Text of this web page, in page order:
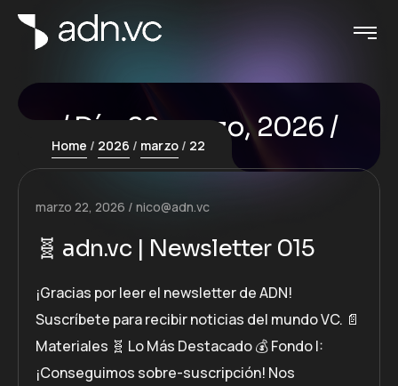
Día:22 marzo, 2026
Home 2026 marzo 22
marzo 22, 2026 nico@adn.vc
🧬 adn.vc | Newsletter 015
¡Gracias por leer el newsletter de ADN!
Suscríbete para recibir noticias del mundo VC. 📄
Materiales 🧬 Lo Más Destacado 💰 Fondo I:
¡Conseguimos sobre-suscripción! Nos